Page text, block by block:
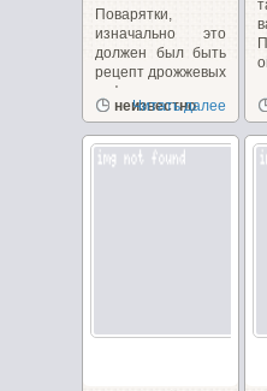
Поварятки,
изначально это
должен был быть
рецепт дрожжевых
вафель с
лимонным...
неизвестно
Читать далее